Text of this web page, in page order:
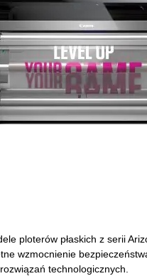
ploterów płaskich z serii
wzmocnienie
technologicznych.